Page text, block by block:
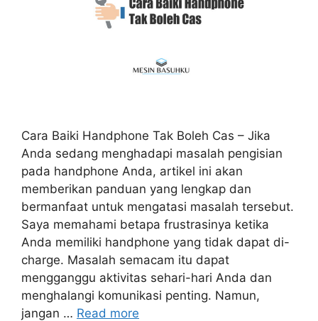
Cara Baiki Handphone Tak Boleh Cas – Jika
Anda sedang menghadapi masalah pengisian
pada handphone Anda, artikel ini akan
memberikan panduan yang lengkap dan
bermanfaat untuk mengatasi masalah tersebut.
Saya memahami betapa frustrasinya ketika
Anda memiliki handphone yang tidak dapat di-
charge. Masalah semacam itu dapat
mengganggu aktivitas sehari-hari Anda dan
menghalangi komunikasi penting. Namun,
jangan … Read more